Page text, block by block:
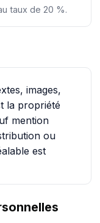
taux de 20 %.
images,
la propriété
mention
ou
est